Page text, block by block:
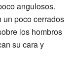
angulosos.
un poco cerrados
los hombros
su cara y